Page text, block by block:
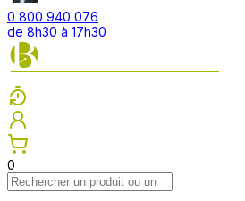
0 800 940 076
de 8h30 à 17h30
0